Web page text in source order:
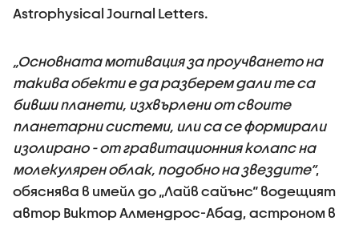
Astrophysical Journal Letters.
„Основната мотивация за проучването на
такива обекти е да разберем дали те са
бивши планети, изхвърлени от своите
планетарни системи, или са се формирали
изолирано - от гравитационния колапс на
молекулярен облак, подобно на звездите“,
обяснява в имейл до „Лайв сайънс“ водещият
автор Виктор Алмендрос-Абад, астроном в